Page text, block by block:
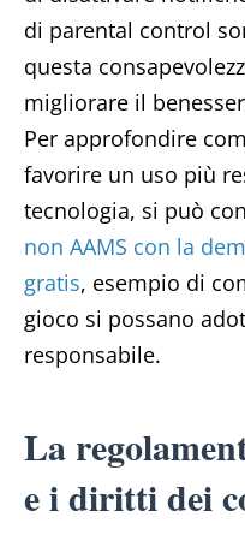
di parental control
questa
migliorare il
Per approfondire
favorire un uso più
tecnologia, si può
non AAMS con la
gratis, esempio di
gioco si possano
responsabile.
La
e i diritti dei